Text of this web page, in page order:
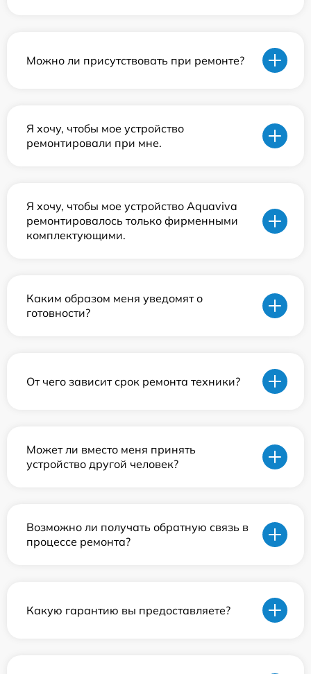
Можно ли присутствовать при ремонте?
Я хочу, чтобы мое устройство
ремонтировали при мне.
Я хочу, чтобы мое устройство Aquaviva
ремонтировалось только фирменными
комплектующими.
Каким образом меня уведомят о
готовности?
От чего зависит срок ремонта техники?
Может ли вместо меня принять
устройство другой человек?
Возможно ли получать обратную связь в
процессе ремонта?
Какую гарантию вы предоставляете?